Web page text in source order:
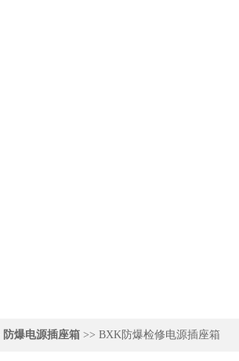
防爆电源插座箱 >> BXK防爆检修电源插座箱